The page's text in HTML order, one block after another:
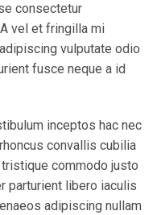
consectetur
vel et fringilla mi
vulputate odio
fusce neque a id
inceptos hac nec
convallis cubilia
commodo justo
parturient libero iaculis
adipiscing nullam